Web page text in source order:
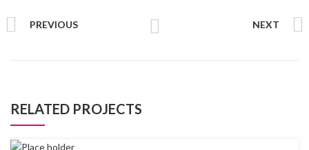
PREVIOUS NEXT
RELATED PROJECTS